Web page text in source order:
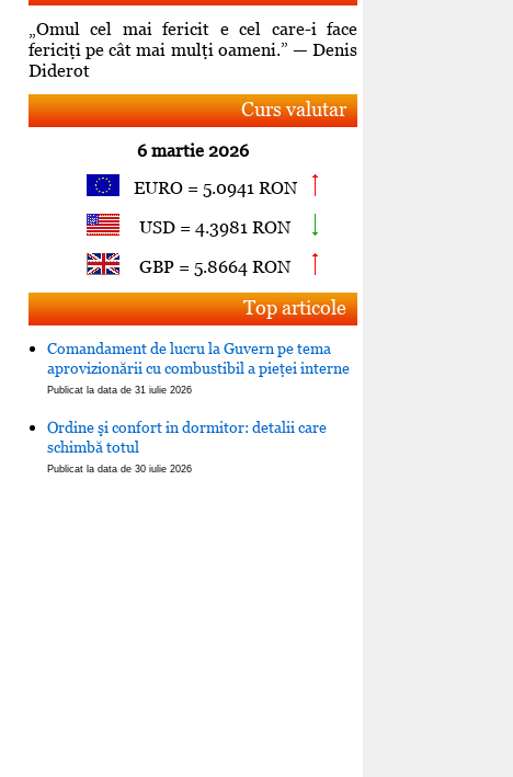
„Omul cel mai fericit e cel care-i face
fericiţi pe cât mai mulţi oameni.” — Denis
Diderot
Curs valutar
6 martie 2026
EURO = 5.0941 RON
USD = 4.3981 RON
GBP = 5.8664 RON
Top articole
Comandament de lucru la Guvern pe tema
aprovizionării cu combustibil a pieţei interne
Publicat la data de 31 iulie 2026
Ordine şi confort in dormitor: detalii care
schimbă totul
Publicat la data de 30 iulie 2026